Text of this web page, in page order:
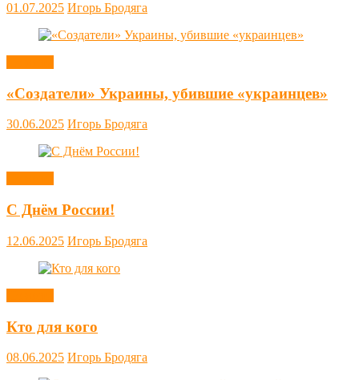
01.07.2025 Игорь Бродяга
«Создатели» Украины, убившие «украинцев»
30.06.2025 Игорь Бродяга
С Днём России!
12.06.2025 Игорь Бродяга
Кто для кого
08.06.2025 Игорь Бродяга